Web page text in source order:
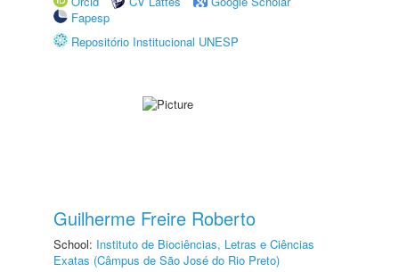
Fapesp
Repositório Institucional UNESP
Guilherme Freire Roberto
School: Instituto de Biociências, Letras e Ciências
Exatas (Câmpus de São José do Rio Preto)